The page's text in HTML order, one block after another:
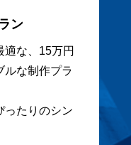
ン
適な、15万円
ルな制作プラ
ったりのシン